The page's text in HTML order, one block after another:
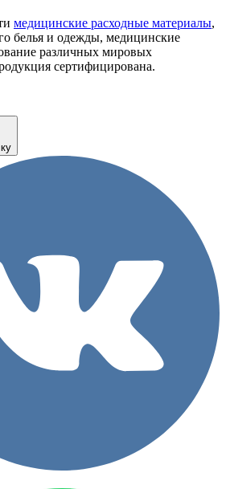
медицинские расходные материалы,
белья и одежды, медицинские
различных мировых
сертифицирована.